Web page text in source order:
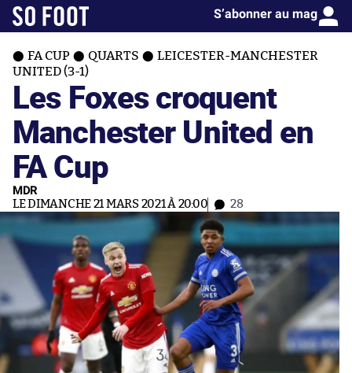
S’abonner au mag
FA CUP QUARTS
LEICESTER-MANCHESTER
UNITED (3-1)
Les Foxes croquent
Manchester United en
FA Cup
MDR
LE DIMANCHE 21 MARS 2021 À 20:00 28